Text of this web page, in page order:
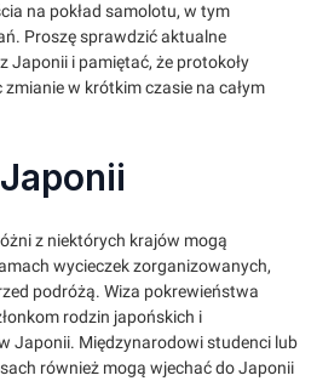
na pokład samolotu, w tym
Proszę sprawdzić aktualne
Japonii i pamiętać, że protokoły
w krótkim czasie na całym
z niektórych krajów mogą
wycieczek zorganizowanych,
podróżą. Wiza pokrewieństwa
rodzin japońskich i
Japonii. Międzynarodowi studenci lub
również mogą wjechać do Japonii